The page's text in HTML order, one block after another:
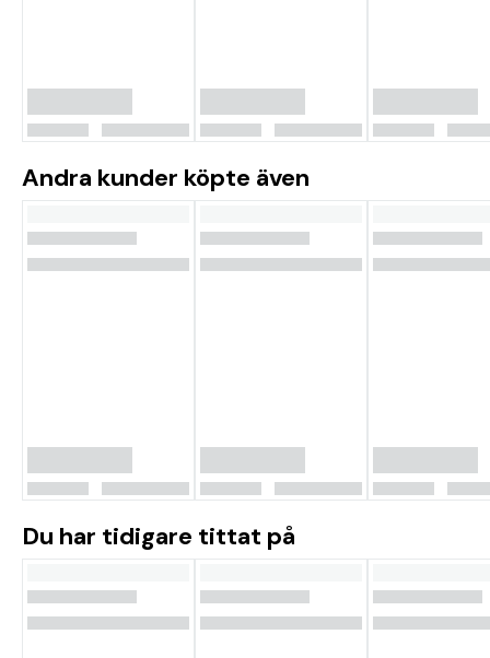
Andra kunder köpte även
Du har tidigare tittat på